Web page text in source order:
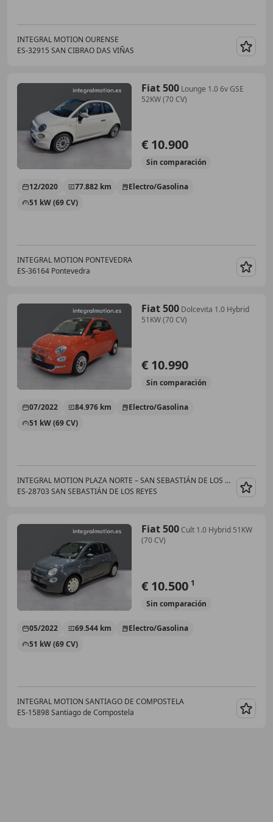
INTEGRAL MOTION OURENSE
ES-32915 SAN CIBRAO DAS VIÑAS
Fiat 500 Lounge 1.0 6v GSE
52KW (70 CV)
€ 10.900
Sin comparación
12/2020 77.882 km
Electro/Gasolina
51 kW (69 CV)
INTEGRAL MOTION PONTEVEDRA
ES-36164 Pontevedra
Fiat 500 Dolcevita 1.0 Hybrid
51KW (70 CV)
€ 10.990
Sin comparación
07/2022 84.976 km
Electro/Gasolina
51 kW (69 CV)
INTEGRAL MOTION PLAZA NORTE – SAN SEBASTIÁN DE LOS REYES
ES-28703 SAN SEBASTIÁN DE LOS REYES
Fiat 500Cult 1.0 Hybrid 51KW
(70 CV)
€ 10.500 1
Sin comparación
05/2022 69.544 km
Electro/Gasolina
51 kW (69 CV)
INTEGRAL MOTION SANTIAGO DE COMPOSTELA
ES-15898 Santiago de Compostela